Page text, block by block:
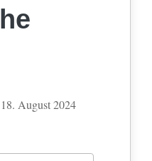
18. August 2024